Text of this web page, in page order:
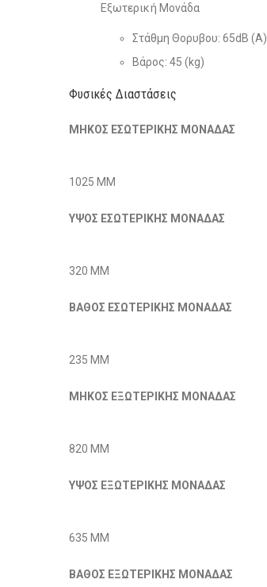
Εξωτερική Μονάδα
Στάθμη Θορυβου: 65dB (Α)
Βάρος: 45 (kg)
Φυσικές Διαστάσεις
ΜΗΚΟΣ ΕΣΩΤΕΡΙΚΗΣ ΜΟΝΑΔΑΣ
1025 MM
ΥΨΟΣ ΕΣΩΤΕΡΙΚΗΣ ΜΟΝΑΔΑΣ
320 MM
ΒΑΘΟΣ ΕΣΩΤΕΡΙΚΗΣ ΜΟΝΑΔΑΣ
235 MM
ΜΗΚΟΣ ΕΞΩΤΕΡΙΚΗΣ ΜΟΝΑΔΑΣ
820 MM
ΥΨΟΣ ΕΞΩΤΕΡΙΚΗΣ ΜΟΝΑΔΑΣ
635 MM
ΒΑΘΟΣ ΕΞΩΤΕΡΙΚΗΣ ΜΟΝΑΔΑΣ